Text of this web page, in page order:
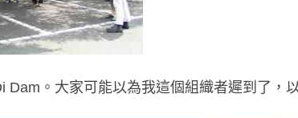
Dam。大家可能以為我這個組織者遲到了，